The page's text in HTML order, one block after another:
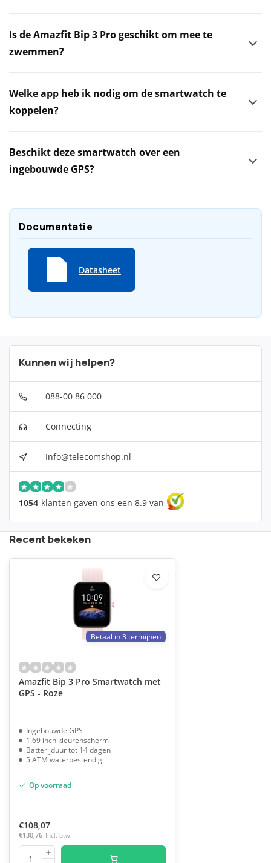
Is de Amazfit Bip 3 Pro geschikt om mee te
zwemmen?
Welke app heb ik nodig om de smartwatch te
koppelen?
Beschikt deze smartwatch over een
ingebouwde GPS?
Documentatie
Datasheet
Kunnen wij helpen?
088-00 86 000
Connecting
Info@telecomshop.nl
1054 klanten gaven ons een 8.9 van
Recent bekeken
Betaal in 3 termijnen
Amazfit Bip 3 Pro Smartwatch met
GPS - Roze
Ingebouwde GPS
1.69 inch kleurenscherm
Batterijduur tot 14 dagen
5 ATM waterbestendig
Op voorraad
€108,07
€130,76 Incl. btw